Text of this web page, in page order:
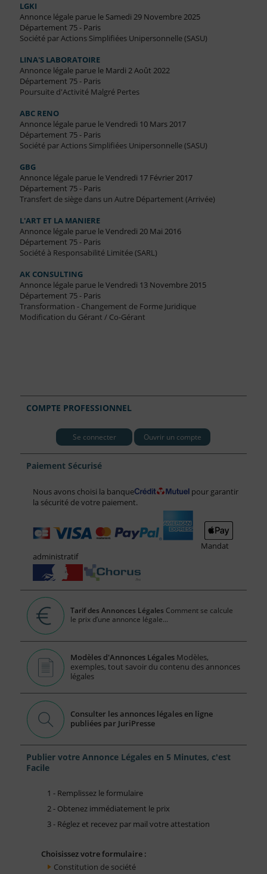
LGKI
Annonce légale parue le Samedi 29 Novembre 2025
Département 75 - Paris
Société par Actions Simplifiées Unipersonnelle (SASU)
LINA'S LABORATOIRE
Annonce légale parue le Mardi 2 Août 2022
Département 75 - Paris
Poursuite d'Activité Malgré Pertes
ABC RENO
Annonce légale parue le Vendredi 10 Mars 2017
Département 75 - Paris
Société par Actions Simplifiées Unipersonnelle (SASU)
GBG
Annonce légale parue le Vendredi 17 Février 2017
Département 75 - Paris
Transfert de siège dans un Autre Département (Arrivée)
L'ART ET LA MANIERE
Annonce légale parue le Vendredi 20 Mai 2016
Département 75 - Paris
Société à Responsabilité Limitée (SARL)
AK CONSULTING
Annonce légale parue le Vendredi 13 Novembre 2015
Département 75 - Paris
Transformation - Changement de Forme Juridique
Modification du Gérant / Co-Gérant
COMPTE PROFESSIONNEL
Se connecter Ouvrir un compte
Paiement Sécurisé
Nous avons choisi la banque
pour garantir
la sécurité de votre paiement.
Mandat
administratif
Tarif des Annonces Légales Comment se calcule
le prix d’une annonce légale...
Modèles d'Annonces Légales Modèles,
exemples, tout savoir du contenu des annonces
légales
Consulter les annonces légales en ligne
publiées par JuriPresse
Publier votre Annonce Légales en 5 Minutes, c'est
Facile
1 - Remplissez le formulaire
2 - Obtenez immédiatement le prix
3 - Réglez et recevez par mail votre attestation
Choisissez votre formulaire :
Constitution de société